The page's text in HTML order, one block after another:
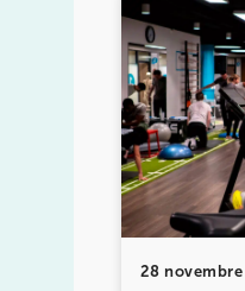
28
allié sport du
IK PARIS 16
8 Av. de